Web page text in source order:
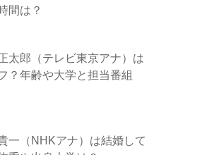
間は？
太郎（テレビ東京アナ）は
？年齢や大学と担当番組
一（NHKアナ）は結婚して